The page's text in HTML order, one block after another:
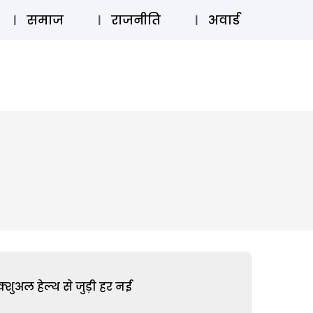
लॉग इन ⚲ SUBSCRIBE
समाज राजनीति अवार्ड
हेल्थ से जुड़ी हर नई